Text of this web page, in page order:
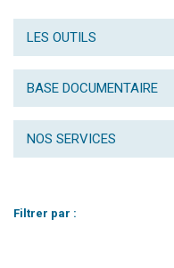
LES OUTILS
BASE DOCUMENTAIRE
NOS SERVICES
Filtrer par :